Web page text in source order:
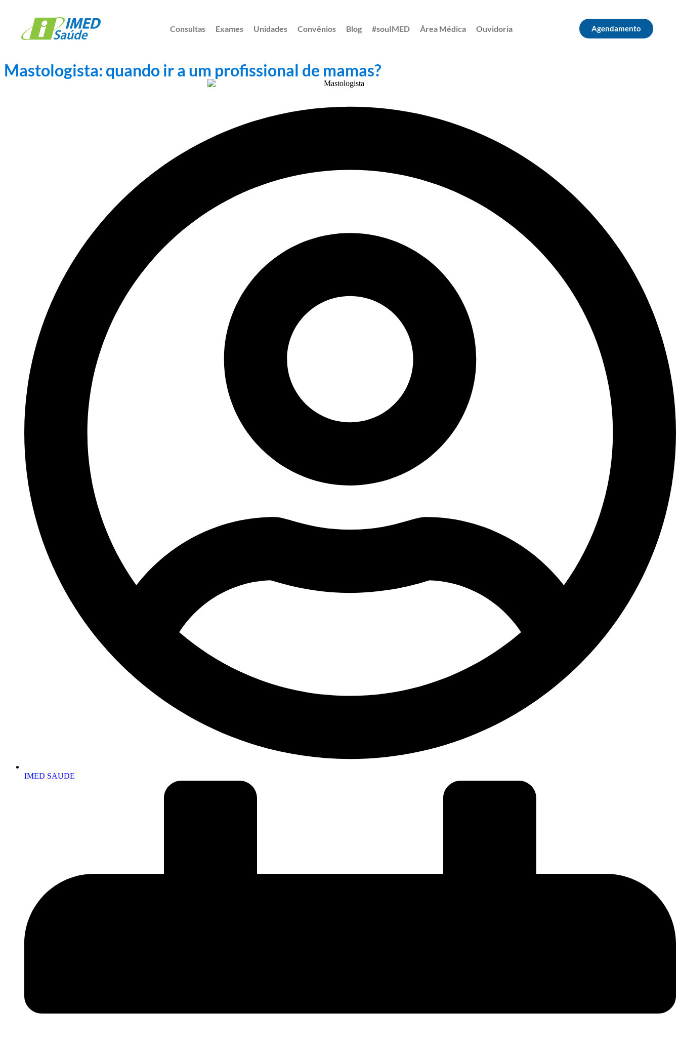
Consultas Exames Unidades Convênios Blog #souIMED Área Médica Ouvidoria Agendamento
Mastologista: quando ir a um profissional de mamas?
IMED SAUDE